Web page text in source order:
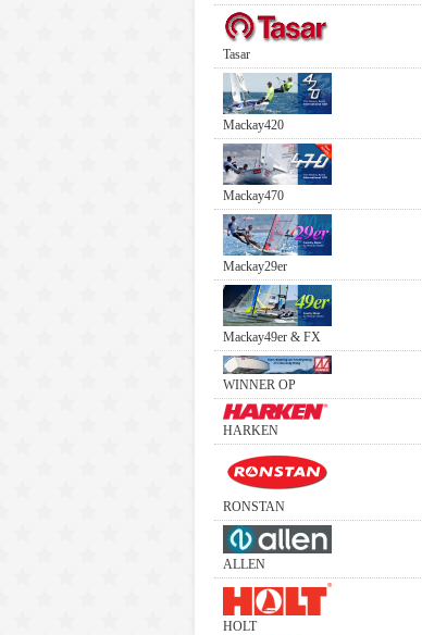
Tasar
Mackay420
Mackay470
Mackay29er
Mackay49er & FX
WINNER OP
HARKEN
RONSTAN
ALLEN
HOLT